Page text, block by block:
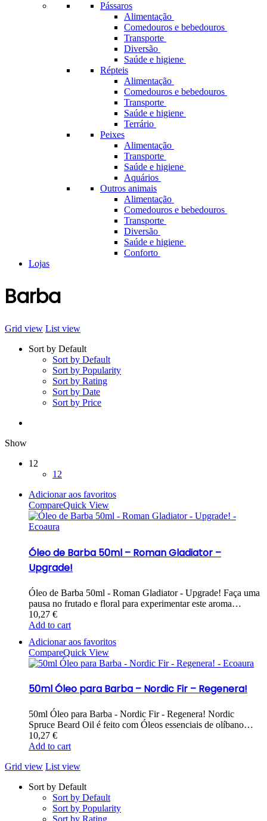
Pássaros
Alimentação
Comedouros e bebedouros
Transporte
Diversão
Saúde e higiene
Répteis
Alimentação
Comedouros e bebedouros
Transporte
Saúde e higiene
Terrário
Peixes
Alimentação
Transporte
Saúde e higiene
Aquários
Outros animais
Alimentação
Comedouros e bebedouros
Transporte
Diversão
Saúde e higiene
Conforto
Lojas
Barba
Grid view List view
Sort by Default
Sort by Default
Sort by Popularity
Sort by Rating
Sort by Date
Sort by Price
Show
12
12
Adicionar aos favoritos
CompareQuick View
Óleo de Barba 50ml – Roman Gladiator –
Upgrade!
Óleo de Barba 50ml - Roman Gladiator - Upgrade! Faça uma
pausa no frutado e floral para experimentar este aroma…
10,27 €
Add to cart
Adicionar aos favoritos
CompareQuick View
50ml Óleo para Barba – Nordic Fir – Regenera!
50ml Óleo para Barba - Nordic Fir - Regenera! Nordic
Spruce Beard Oil é feito com Óleos essenciais de olíbano…
10,27 €
Add to cart
Grid view List view
Sort by Default
Sort by Default
Sort by Popularity